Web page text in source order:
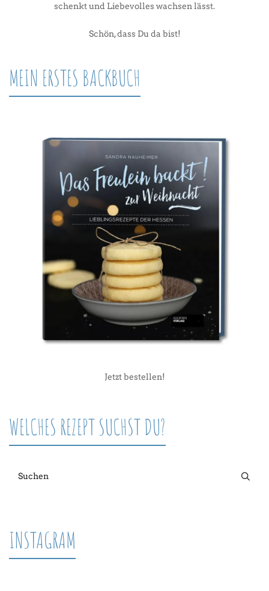
schenkt und Liebevolles wachsen lässt.
Schön, dass Du da bist!
MEIN ERSTES BACKBUCH
Jetzt bestellen!
WELCHES REZEPT SUCHST DU?
INSTAGRAM